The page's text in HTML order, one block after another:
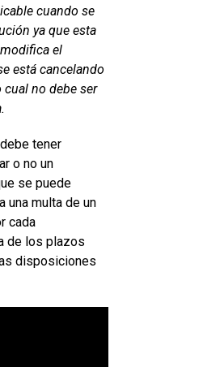
cuando se
ya que esta
el
está cancelando
no debe ser
tener
o no un
se puede
una multa de un
cada
de los plazos
disposiciones